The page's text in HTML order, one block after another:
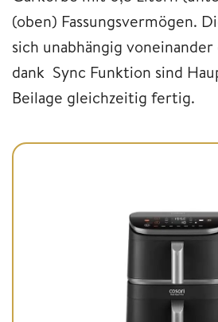
(oben) Fassungsvermögen.
sich unabhängig
dank Sync Funktion sind
Beilage gleichzeitig fertig.